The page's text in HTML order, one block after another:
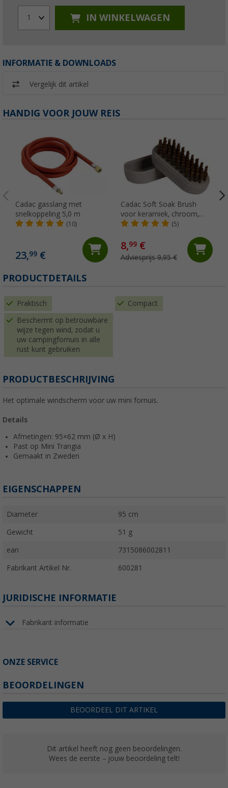
1 IN WINKELWAGEN
INFORMATIE & DOWNLOADS
Vergelijk dit artikel
HANDIG VOOR JOUW REIS
Cadac gasslang met
snelkoppeling 5,0 m
(10)
23,99 €
Cadac Soft Soak Brush
voor keramiek, chroom,
gietijzer en geëmailleerde
(5)
8,99€
Adviesprijs 9,95 €
PRODUCTDETAILS
Praktisch Compact
Beschermt op betrouwbare
wijze tegen wind, zodat u
uw campingfornuis in alle
rust kunt gebruiken
PRODUCTBESCHRIJVING
Het optimale windscherm voor uw mini fornuis.
Details
Afmetingen: 95×62 mm (Ø x H)
Past op Mini Trangia
Gemaakt in Zweden
EIGENSCHAPPEN
Diameter 95 cm
Gewicht 51 g
ean 7315086002811
Fabrikant Artikel Nr. 600281
JURIDISCHE INFORMATIE
Fabrikant informatie
ONZE SERVICE
BEOORDELINGEN
BEOORDEEL DIT ARTIKEL
Dit artikel heeft nog geen beoordelingen.
Wees de eerste – jouw beoordeling telt!